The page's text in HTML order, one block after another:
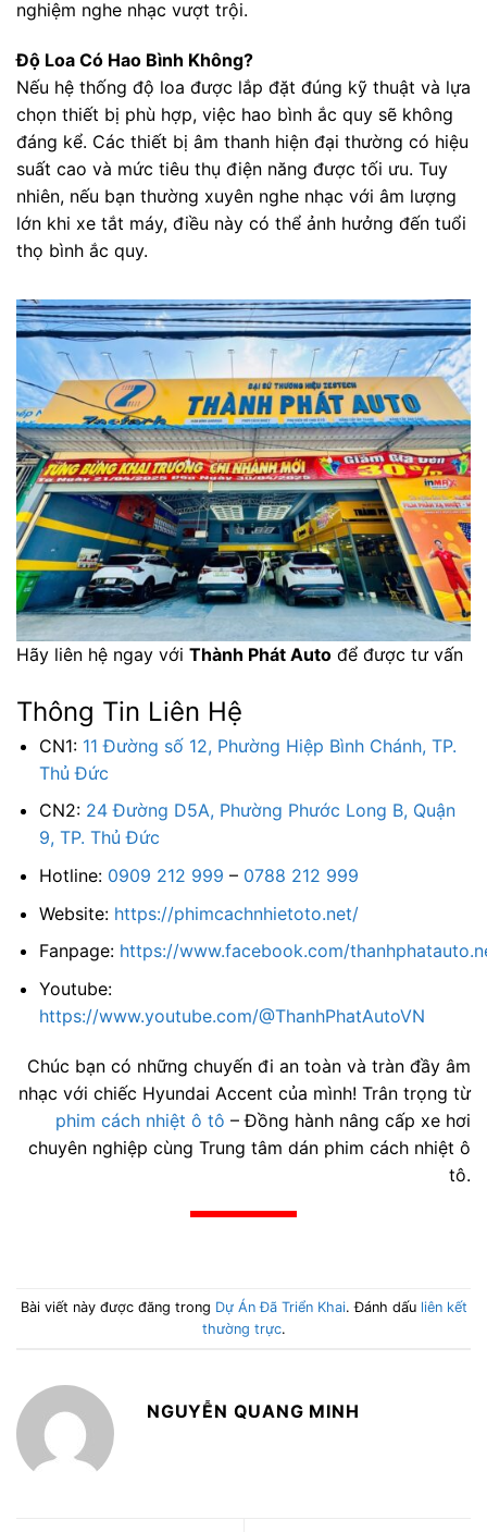
nghiệm nghe nhạc vượt trội.
Độ Loa Có Hao Bình Không?
Nếu hệ thống độ loa được lắp đặt đúng kỹ thuật và lựa
chọn thiết bị phù hợp, việc hao bình ắc quy sẽ không
đáng kể. Các thiết bị âm thanh hiện đại thường có hiệu
suất cao và mức tiêu thụ điện năng được tối ưu. Tuy
nhiên, nếu bạn thường xuyên nghe nhạc với âm lượng
lớn khi xe tắt máy, điều này có thể ảnh hưởng đến tuổi
thọ bình ắc quy.
Hãy liên hệ ngay với Thành Phát Auto để được tư vấn
Thông Tin Liên Hệ
CN1: 11 Đường số 12, Phường Hiệp Bình Chánh, TP.
Thủ Đức
CN2: 24 Đường D5A, Phường Phước Long B, Quận
9, TP. Thủ Đức
Hotline: 0909 212 999 – 0788 212 999
Website: https://phimcachnhietoto.net/
Fanpage: https://www.facebook.com/
Youtube:
https://www.youtube.com/@ThanhPhatAutoVN
Chúc bạn có những chuyến đi an toàn và tràn đầy âm
nhạc với chiếc Hyundai Accent của mình! Trân trọng từ
phim cách nhiệt ô tô – Đồng hành nâng cấp xe hơi
chuyên nghiệp cùng Trung tâm dán phim cách nhiệt ô
tô.
Bài viết này được đăng trong Dự Án Đã Triển Khai. Đánh dấu liên kết
thường trực.
NGUYỄN QUANG MINH